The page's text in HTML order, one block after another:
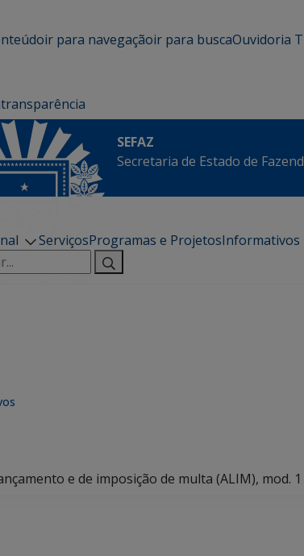
ir para navegaçãoir para buscaOuvidoria
transparência
SEFAZ
Secretaria de Estado de
ServiçosProgramas e ProjetosInformativos
e de imposição de multa (ALIM), mod.